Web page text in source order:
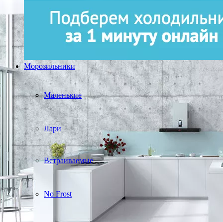
Морозильники
Маленькие
Лари
Встраиваемые
No Frost